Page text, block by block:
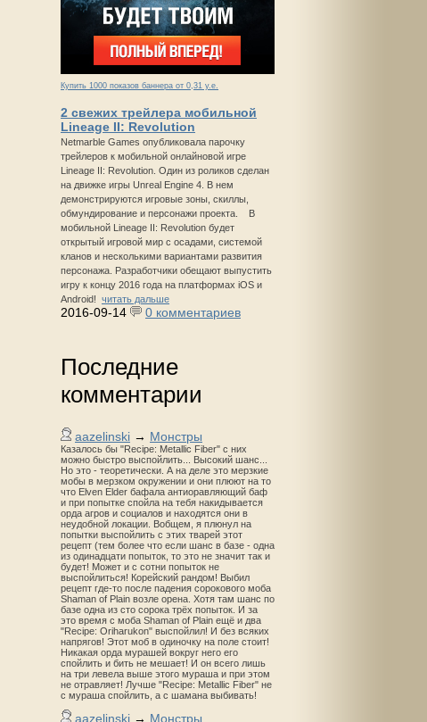
Купить 1000 показов баннера от 0,31 у.е.
2 свежих трейлера мобильной
Lineage II: Revolution
Netmarble Games опубликовала парочку
трейлеров к мобильной онлайновой игре
Lineage II: Revolution. Один из роликов сделан
на движке игры Unreal Engine 4. В нем
демонстрируются игровые зоны, скиллы,
обмундирование и персонажи проекта. В
мобильной Lineage II: Revolution будет
открытый игровой мир с осадами, системой
кланов и несколькими вариантами развития
персонажа. Разработчики обещают выпустить
игру к концу 2016 года на платформах iOS и
Android! читать дальше
2016-09-14 0 комментариев
Последние
комментарии
aazelinski → Монстры
Казалось бы "Recipe: Metallic Fiber" с них
можно быстро выспойлить... Высокий шанс...
Но это - теоретически. А на деле это мерзкие
мобы в мерзком окружении и они плюют на то
что Elven Elder бафала антиоравляющий баф
и при попытке спойла на тебя накидывается
орда агров и социалов и находятся они в
неудобной локации. Вобщем, я плюнул на
попытки выспойлить с этих тварей этот
рецепт (тем более что если шанс в базе - одна
из одинадцати попыток, то это не значит так и
будет! Может и с сотни попыток не
выспойлиться! Корейский рандом! Выбил
рецепт где-то после падения сорокового моба
Shaman of Plain возле орена. Хотя там шанс по
базе одна из сто сорока трёх попыток. И за
это время с моба Shaman of Plain ещё и два
"Recipe: Oriharukon" выспойлил! И без всяких
напрягов! Этот моб в одиночку на поле стоит!
Никакая орда мурашей вокруг него его
спойлить и бить не мешает! И он всего лишь
на три левела выше этого мураша и при этом
не отравляет! Лучше "Recipe: Metallic Fiber" не
с мураша спойлить, а с шамана выбивать!
aazelinski → Монстры